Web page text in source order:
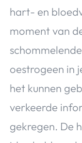
hart- en
moment van
oestrogeen in
het kunnen
verkeerde
gekregen. De